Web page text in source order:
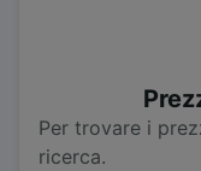
Per trovare i
ricerca.